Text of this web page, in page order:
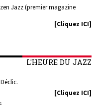
Jazz (premier magazine
[Cliquez ICI]
L'HEURE DU JAZZ
[Cliquez ICI]